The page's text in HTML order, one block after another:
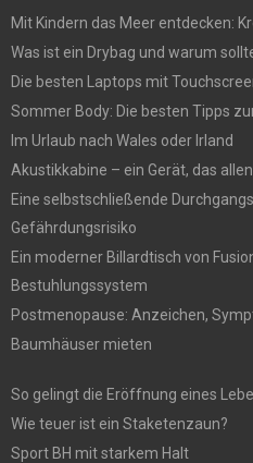
Mit Kindern das Meer entdecken:
Was ist ein Drybag und warum
Die besten Laptops mit
Sommer Body: Die besten Tipps
Im Urlaub nach Wales oder Irland
Akustikkabine – ein Gerät, das
Eine selbstschließende
Gefährdungsrisiko
Ein moderner Billardtisch von
Bestuhlungssystem
Postmenopause: Anzeichen,
Baumhäuser mieten
So gelingt die Eröffnung eines
Wie teuer ist ein Staketenzaun?
Sport BH mit starkem Halt